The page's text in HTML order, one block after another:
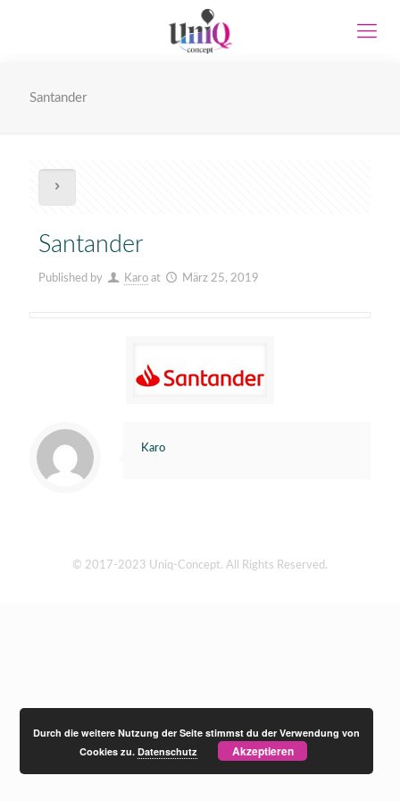
Santander
Santander
Published by Karo at März 25, 2019
Karo
© 2017-2023 Uniq-Concept. All Rights Reserved.
Durch die weitere Nutzung der Seite stimmst du der Verwendung von
Cookies zu.Datenschutz Akzeptieren